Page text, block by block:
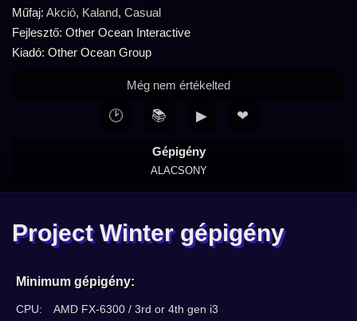
Műfaj: Akció, Kaland, Casual
Fejlesztő: Other Ocean Interactive
Kiadó: Other Ocean Group
Gépigény
ALACSONY
Még nem értékelted
🕑 📚 ▶ ❤
Project Winter gépigény
Minimum gépigény:
CPU:
AMD FX-6300 / 3rd or 4th gen i3